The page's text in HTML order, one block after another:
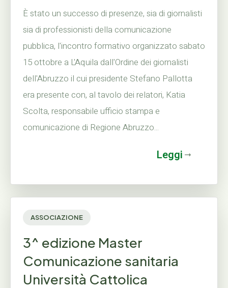
È stato un successo di presenze, sia di giornalisti
sia di professionisti della comunicazione
pubblica, l'incontro formativo organizzato sabato
15 ottobre a L'Aquila dall'Ordine dei giornalisti
dell'Abruzzo il cui presidente Stefano Pallotta
era presente con, al tavolo dei relatori, Katia
Scolta, responsabile ufficio stampa e
comunicazione di Regione Abruzzo...
Leggi
ASSOCIAZIONE
3^ edizione Master
Comunicazione sanitaria
Università Cattolica